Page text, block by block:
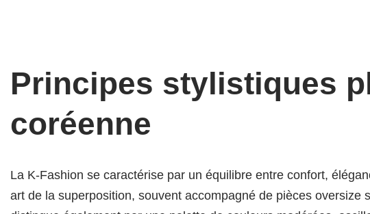
Principes stylistiques
coréenne
La K-Fashion se caractérise par un équilibre entre confort,
art de la superposition, souvent accompagné de pièces